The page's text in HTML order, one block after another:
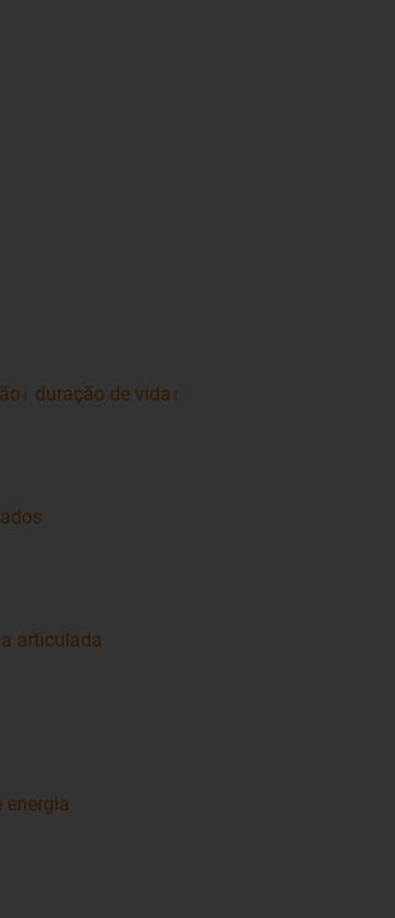
duração de vida↑
articulada
energia